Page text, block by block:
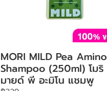
MORI MILD Pea Amino
Shampoo (250ml) โมริ
มายด์ พี อะมิโน แชมพู